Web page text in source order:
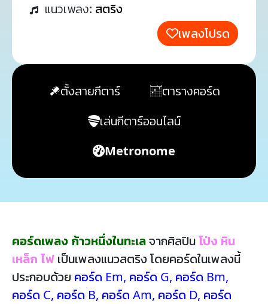
แนวเพลง: สตริง
เพลงโปรด
ตั้งสายกีตาร์
ตารางคอร์ด
เล่นกีตาร์ออนไลน์
Metronome
คอร์ดเพลง ก้าวหนึ่งในทะเลจากศิลปินโป่ง หิน
เหล็ก ไฟ เป็นเพลงแนวสตริง โดยคอร์ดในเพลงนี้
ประกอบด้วย คอร์ด Em, คอร์ด G, คอร์ด Bm,
คอร์ด C, คอร์ด B, คอร์ด Am, คอร์ด D, คอร์ด